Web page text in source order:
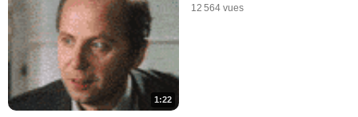
1:22
12 564 vues